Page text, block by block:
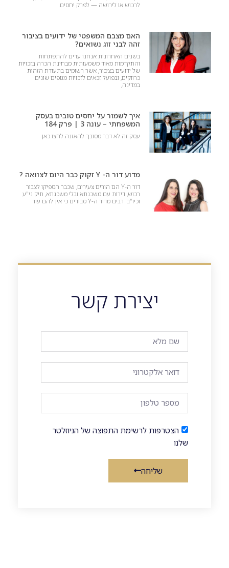
לרכוש או לירושה — לפרק יחסים.
האם מצבם המשפטי של ידועים בציבור
זהה לבני זוג נשואים?
בשנים האחרונות אנחנו עדים להתפתחות
והתקדמות מאוד משמעותית מבחינת הכרה בזכויות
של ידועים בציבור, אשר רשומים בתעודת הזהות
כרווקים, ובפועל זכאים לזכויות מגופים שונים
במדינה,
איך לשמור על יחסים טובים בעסק
המשפחתי – עונה 3 | פרק 184
עסק זה לא דבר מסובך להאזנה לחצו כאן
מדוע דור ה- Y זקוק כבר היום לצוואה ?
דור ה-Y הם הורים צעירים, שכבר הספיקו לצבור
רכוש, דירות עם משכנתא ובלי משכנתא, תיק ני"ע
וכיו"ב. רבים מדור ה-Y סבורים כי אין להם עוד
יצירת קשר
הצטרפות לרשימת התפוצה של הניוזלטר
שלנו
שליחה